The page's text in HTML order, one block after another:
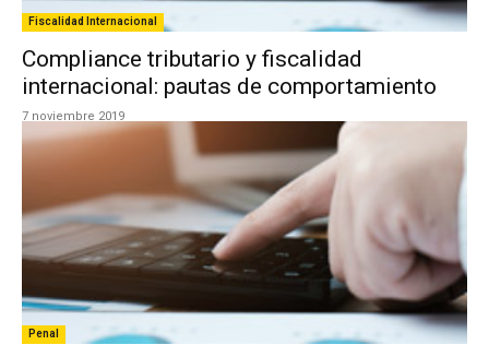
Fiscalidad Internacional
Compliance tributario y fiscalidad
internacional: pautas de comportamiento
7 noviembre 2019
Penal